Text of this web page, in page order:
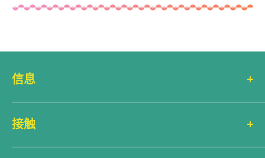
信息
搜索
联系信息
产品评论
接触
ecostems(Corktown)